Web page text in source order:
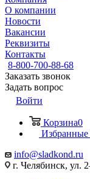
О компании
Новости
Вакансии
Реквизиты
Контакты
8-800-700-88-68
Заказать звонок
Задать вопрос
Войти
Корзина0
Избранные
info@sladkond.ru
г. Челябинск, ул.